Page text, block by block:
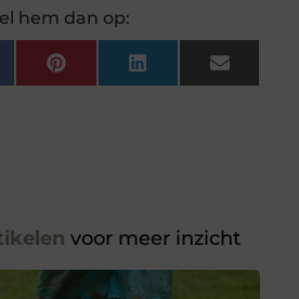
hem dan op:
Pinterest LinkedIn Email
voor meer inzicht